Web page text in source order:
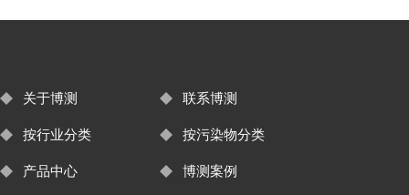
关于博测 联系博测
按行业分类 按污染物分类
产品中心 博测案例